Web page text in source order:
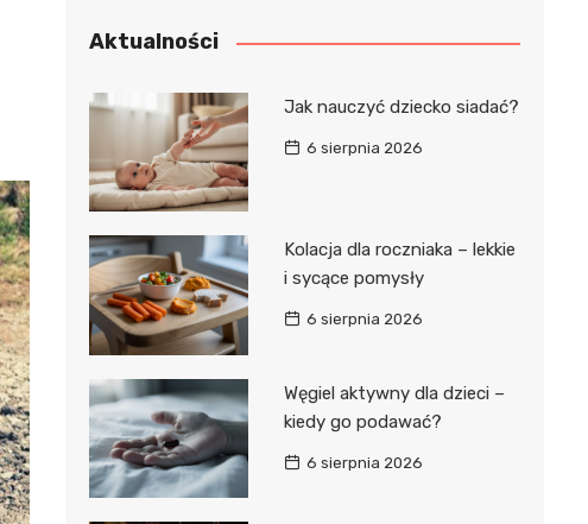
Aktualności
Jak nauczyć dziecko siadać?
6 sierpnia 2026
Kolacja dla roczniaka – lekkie
i sycące pomysły
6 sierpnia 2026
Węgiel aktywny dla dzieci –
kiedy go podawać?
6 sierpnia 2026